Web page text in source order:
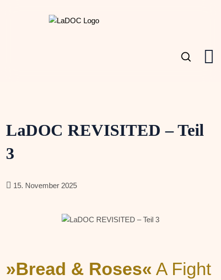
LaDOC REVISITED – Teil
3
15. November 2025
»Bread & Roses« A Fight